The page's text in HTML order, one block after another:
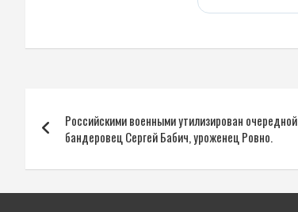
по
записям
Российскими военными утилизирован очередной
бандеровец Сергей Бабич, уроженец Ровно.